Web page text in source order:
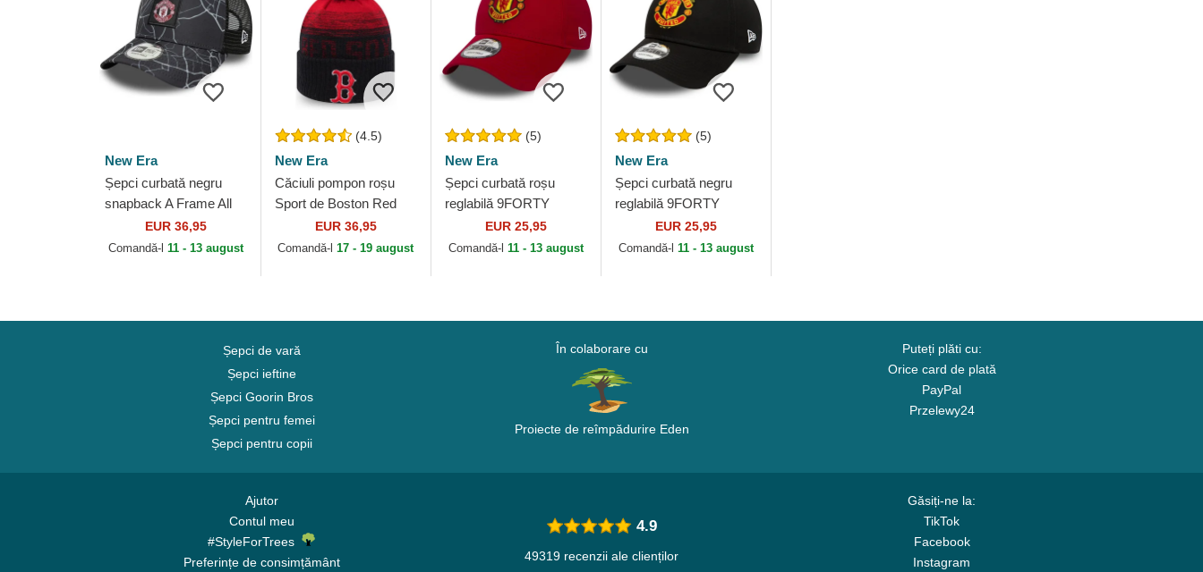
New Era
Șepci curbată negru
snapback A Frame All
Over Print de
Manchester United
EUR 36,95
Comandă-l 11 - 13 august
(4.5)
New Era
Căciuli pompon roșu
Sport de Boston Red
Sox MLB de New Era
EUR 36,95
Comandă-l17 - 19 august
(5)
New Era
Șepci curbată roșu
reglabilă 9FORTY
Essential de
Manchester United
EUR 25,95
Comandă-l 11 - 13 august
(5)
New Era
Șepci curbată negru
reglabilă 9FORTY
Essential de
Manchester United
EUR 25,95
Comandă-l 11 - 13 august
Șepci de vară
Șepci ieftine
Șepci Goorin Bros
Șepci pentru femei
Șepci pentru copii
În colaborare cu
Proiecte de reîmpădurire Eden
Puteți plăti cu:
Orice card de plată
PayPal
Przelewy24
Ajutor
Contul meu
#StyleForTrees
Preferințe de consimțământ
Găsiți-ne la:
TikTok
Facebook
Instagram
4.9
49319 recenzii ale clienților